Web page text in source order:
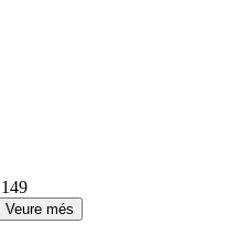
149
Veure més